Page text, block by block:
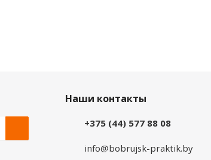
Наши контакты
+375 (44) 577 88 08
info@bobrujsk-praktik.by